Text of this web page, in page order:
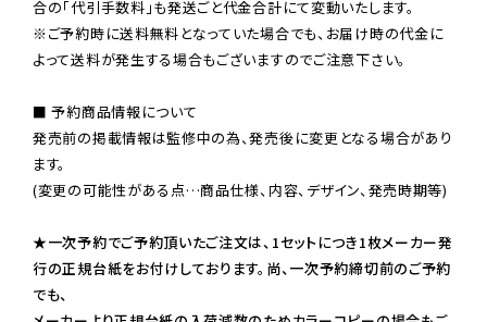
※ご予約時に送料無料となっていた場合でも、お届け時の代金に
よって送料が発生する場合もございますのでご注意下さい。
■ 予約商品情報について
発売前の掲載情報は監修中の為、発売後に変更となる場合があり
ます。
(変更の可能性がある点…商品仕様、内容、デザイン、発売時期等)
★一次予約でご予約頂いたご注文は、1セットにつき1枚メーカー発
行の正規台紙をお付けしております。尚、一次予約締切前のご予約
でも、